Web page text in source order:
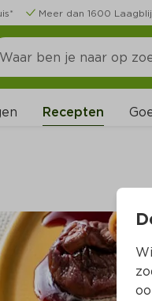
Meer dan 1600
Recepten